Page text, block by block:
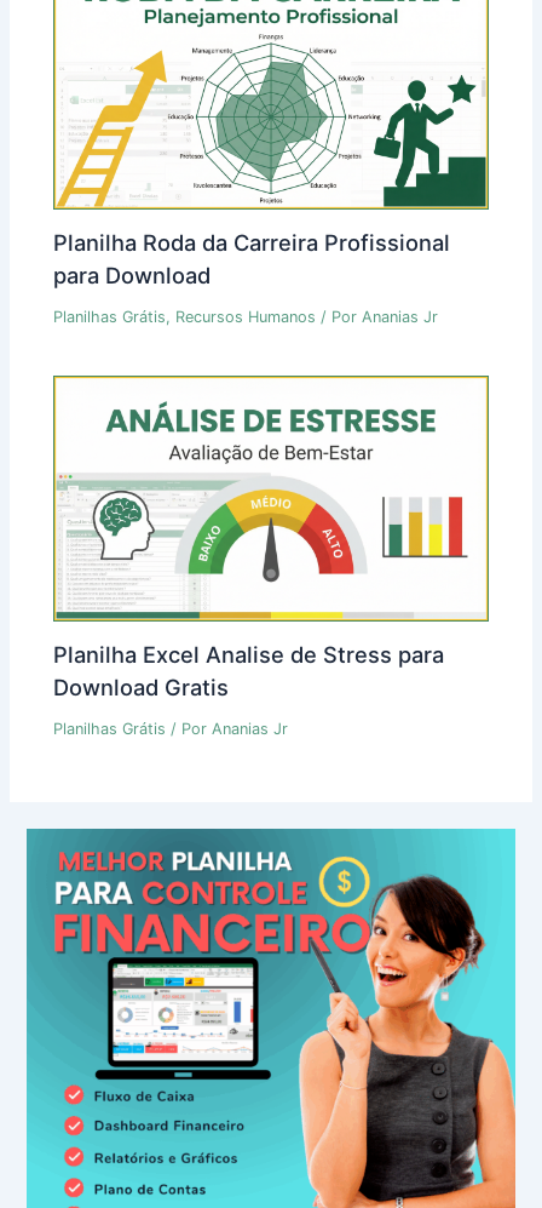
Planilha Roda da Carreira Profissional
para Download
Planilhas Grátis, Recursos Humanos / PorAnanias Jr
Planilha Excel Analise de Stress para
Download Gratis
Planilhas Grátis / PorAnanias Jr